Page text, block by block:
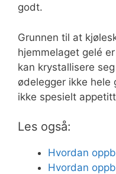
godt.
Grunnen til at
hjemmelaget gelé
kan krystallisere
ødelegger ikke hele
ikke spesielt
Les også:
Hvordan
Hvordan